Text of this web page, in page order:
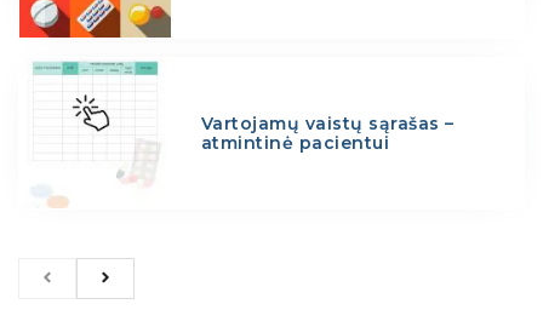
Vartojamų vaistų sąrašas –
atmintinė pacientui